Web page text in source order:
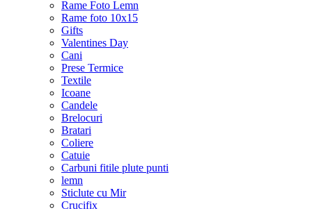
Rame Foto Lemn
Rame foto 10x15
Gifts
Valentines Day
Cani
Prese Termice
Textile
Icoane
Candele
Brelocuri
Bratari
Coliere
Catuie
Carbuni fitile plute punti
lemn
Sticlute cu Mir
Crucifix